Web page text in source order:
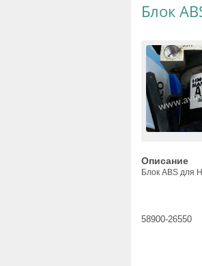
Блок
Описание
Блок ABS для
58900-26550